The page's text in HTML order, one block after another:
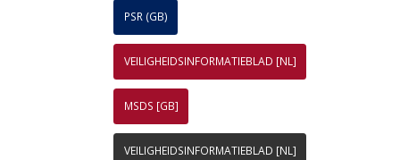
PSR (GB)
VEILIGHEIDSINFORMATIEBLAD [NL]
MSDS [GB]
VEILIGHEIDSINFORMATIEBLAD [NL]